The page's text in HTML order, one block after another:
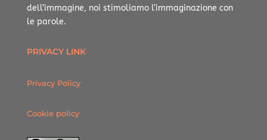
dell’immagine, noi stimoliamo l’immaginazione con
le parole.
PRIVACY LINK
Privacy Policy
Cookie policy